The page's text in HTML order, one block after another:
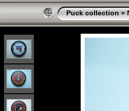
Puck collection »